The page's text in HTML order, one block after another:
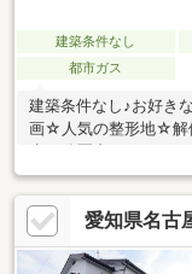
建築条件なし
都市ガス
建築条件なし♪お好き
画☆人気の整形地☆解
歩15分圏内♪スーパー
愛知県名古